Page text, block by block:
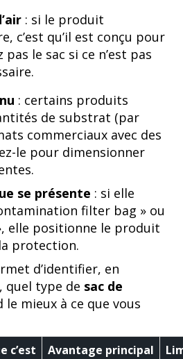
: si le produit
c’est qu’il est conçu pour
pas le sac si ce n’est pas
: certains produits
de substrat (par
commerciaux avec des
le pour dimensionner
se présente : si elle
filter bag » ou
elle positionne le produit
protection.
d’identifier, en
quel type de sac de
le mieux à ce que vous
c’est Avantage principal